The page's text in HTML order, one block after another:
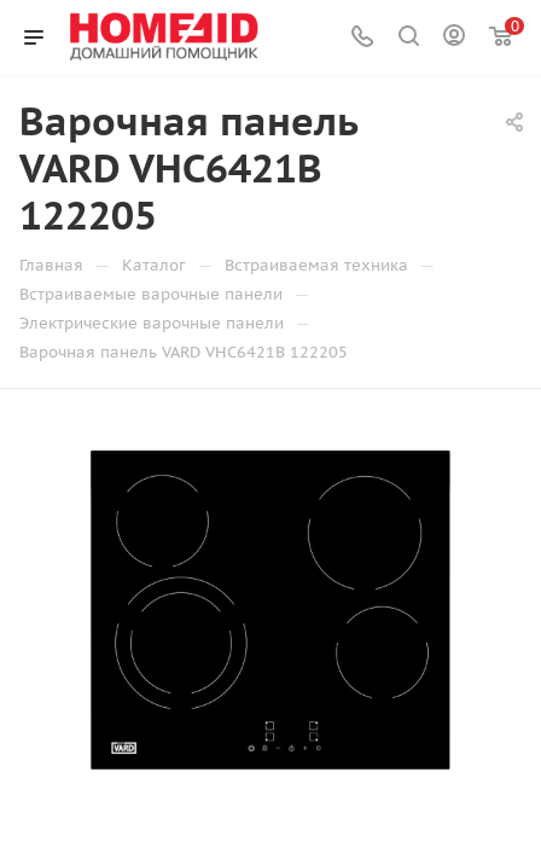
0
Варочная панель
VARD VHC6421B
122205
Главная — Каталог — Встраиваемая техника —
Встраиваемые варочные панели —
Электрические варочные панели —
Варочная панель VARD VHC6421B 122205